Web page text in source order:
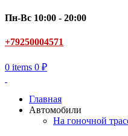
Пн-Вс 10:00 - 20:00
+79250004571
0 items 0 ₽
Главная
Автомобили
На гоночной